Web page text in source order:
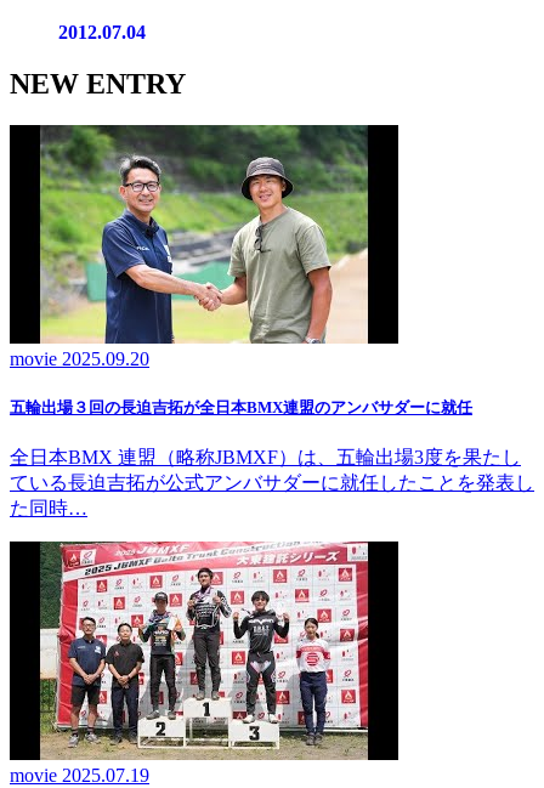
2012.07.04
NEW ENTRY
movie 2025.09.20
五輪出場３回の長迫吉拓が全日本BMX連盟のアンバサダーに就任
全日本BMX 連盟（略称JBMXF）は、五輪出場3度を果たし
ている長迫吉拓が公式アンバサダーに就任したことを発表し
た同時…
movie 2025.07.19